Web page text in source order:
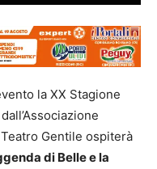
la XX Stagione
Gentile ospiterà
di Belle e la